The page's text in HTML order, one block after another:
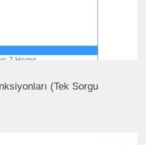
(Tek Sorgu